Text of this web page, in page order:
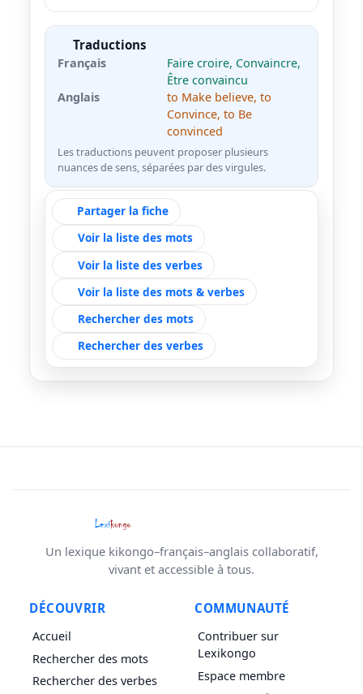
Traductions
Français
Faire croire, Convaincre,
Être convaincu
Anglais
to Make believe, to
Convince, to Be
convinced
Les traductions peuvent proposer plusieurs
nuances de sens, séparées par des virgules.
Partager la fiche
Voir la liste des mots
Voir la liste des verbes
Voir la liste des mots & verbes
Rechercher des mots
Rechercher des verbes
Un lexique kikongo–français–anglais collaboratif,
vivant et accessible à tous.
DÉCOUVRIR
Accueil
Rechercher des mots
Rechercher des verbes
COMMUNAUTÉ
Contribuer sur
Lexikongo
Espace membre